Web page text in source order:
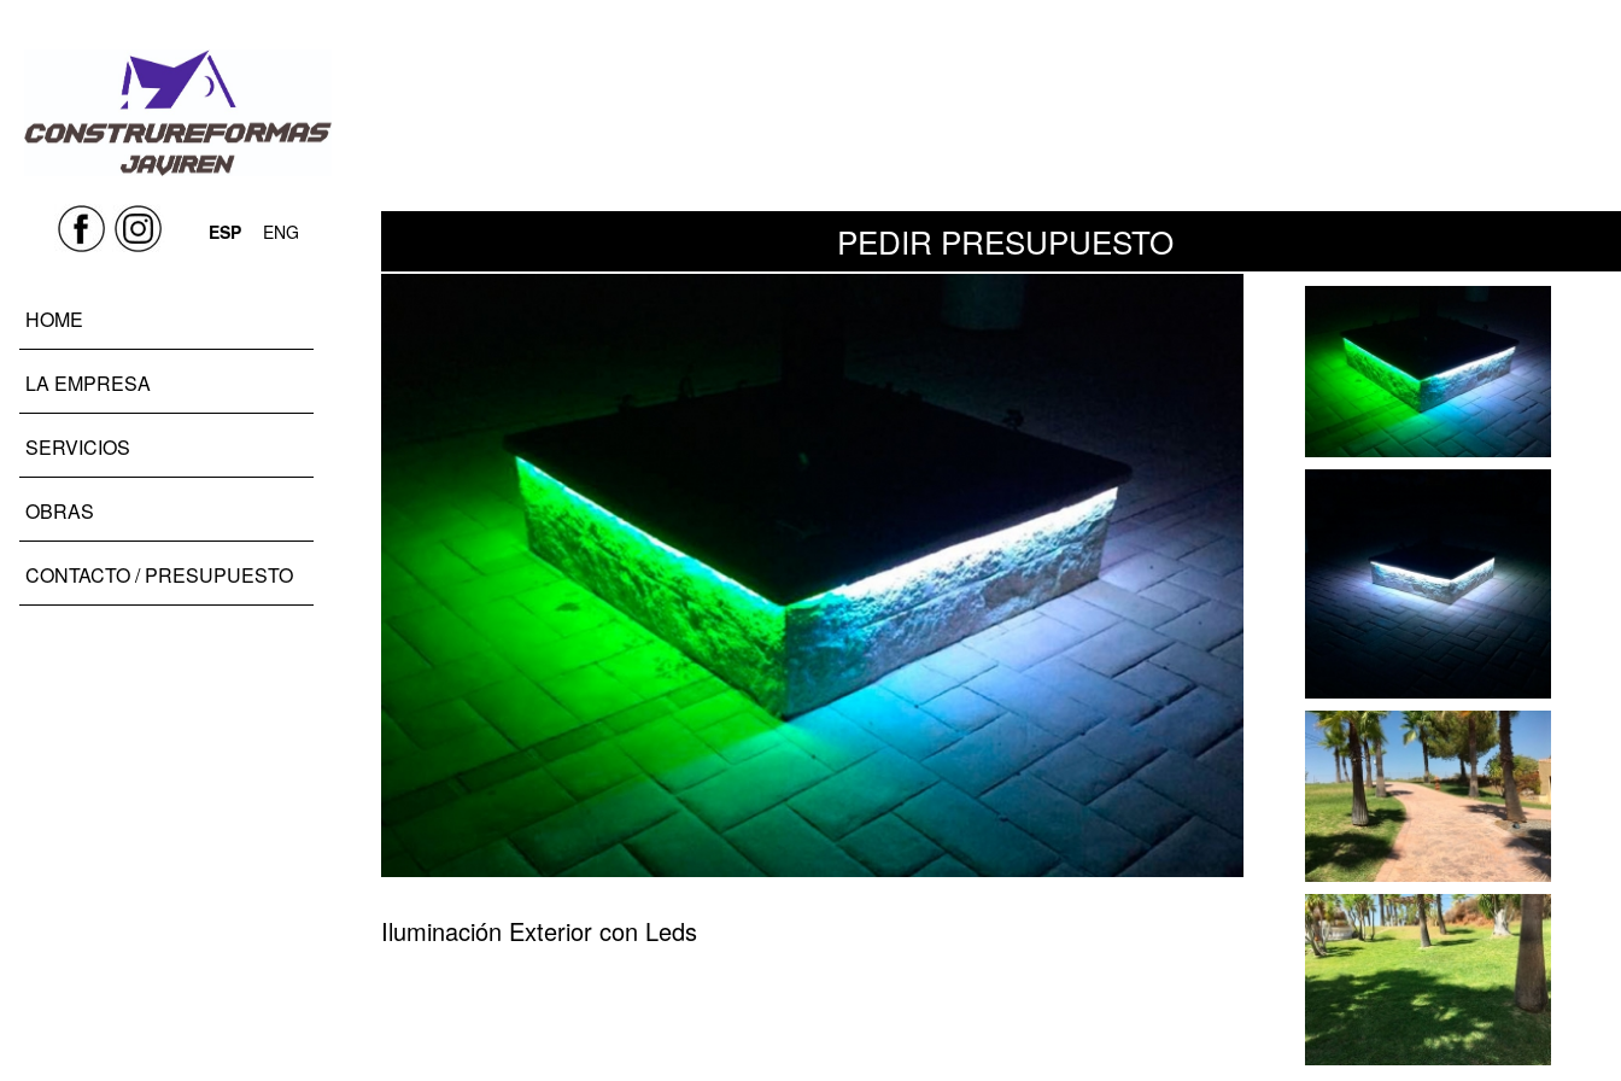
HOME
LA EMPRESA
SERVICIOS
OBRAS
CONTACTO / PRESUPUESTO
ESP ENG PEDIR PRESUPUESTO
Iluminación Exterior con Leds